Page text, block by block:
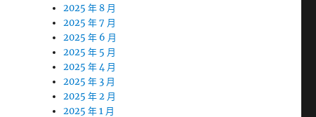
2025 年 8 月
2025 年 7 月
2025 年 6 月
2025 年 5 月
2025 年 4 月
2025 年 3 月
2025 年 2 月
2025 年 1 月